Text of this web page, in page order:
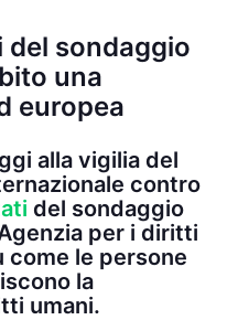
sondaggio
una
europea
alla vigilia del
contro
del sondaggio
per i diritti
come le persone
la
umani.